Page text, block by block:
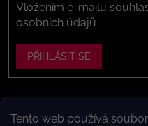
Tento web používá
Vložením e-mailu
osobních údajů
PŘIHLÁSIT SE
Vytvořil